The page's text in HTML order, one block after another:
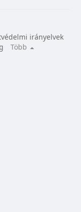
irányelvek
Több